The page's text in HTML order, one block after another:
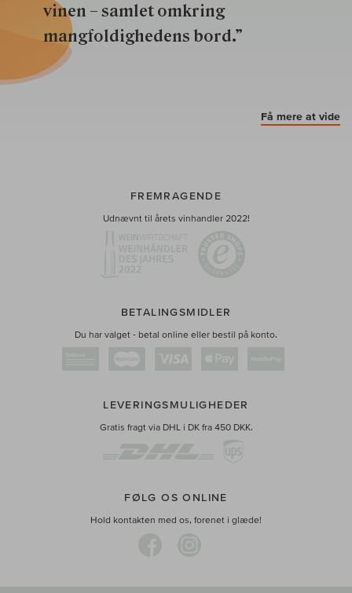
vinen – samlet omkring
mangfoldighedens bord.”
Få mere at vide
FREMRAGENDE
Udnævnt til årets vinhandler 2022!
BETALINGSMIDLER
Du har valget - betal online eller bestil på konto.
LEVERINGSMULIGHEDER
Gratis fragt via DHL i DK fra 450 DKK.
FØLG OS ONLINE
Hold kontakten med os, forenet i glæde!